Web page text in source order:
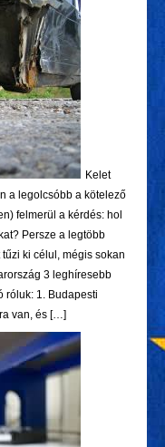
Kelet
a legolcsóbb a kötelező
felmerül a kérdés: hol
Persze a legtöbb
ki célul, mégis sokan
3 leghíresebb
róluk: 1. Budapesti
van, és […]